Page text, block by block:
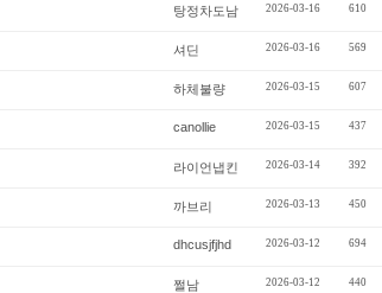
탕정차도남 2026-03-16 610
셔딘 2026-03-16 569
하체불량 2026-03-15 607
canollie 2026-03-15 437
라이언냅킨 2026-03-14 392
까브리 2026-03-13 450
dhcusjfjhd 2026-03-12 694
쩔남 2026-03-12 440